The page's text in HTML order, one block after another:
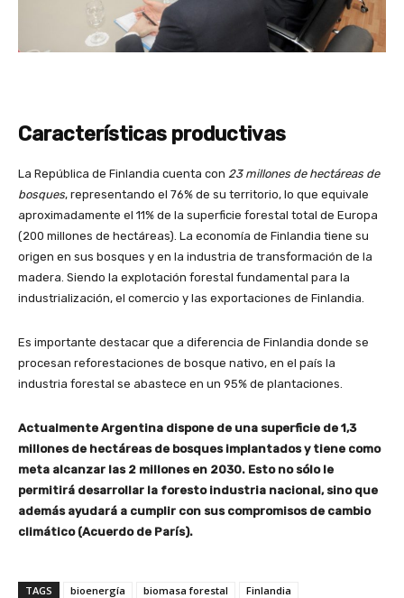
Características productivas
La República de Finlandia cuenta con 23 millones de hectáreas de
bosques, representando el 76% de su territorio, lo que equivale
aproximadamente el 11% de la superficie forestal total de Europa
(200 millones de hectáreas). La economía de Finlandia tiene su
origen en sus bosques y en la industria de transformación de la
madera. Siendo la explotación forestal fundamental para la
industrialización, el comercio y las exportaciones de Finlandia.
Es importante destacar que a diferencia de Finlandia donde se
procesan reforestaciones de bosque nativo, en el país la
industria forestal se abastece en un 95% de plantaciones.
Actualmente Argentina dispone de una superficie de 1,3
millones de hectáreas de bosques implantados y tiene como
meta alcanzar las 2 millones en 2030. Esto no sólo le
permitirá desarrollar la foresto industria nacional, sino que
además ayudará a cumplir con sus compromisos de cambio
climático (Acuerdo de París).
TAGS bioenergía biomasa forestal Finlandia